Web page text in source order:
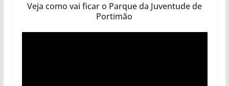
Veja como vai ficar o Parque da Juventude de
Portimão